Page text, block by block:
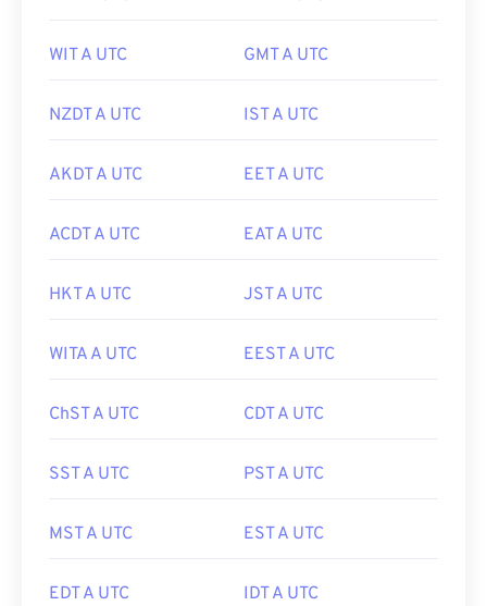
WIT A UTC GMT A UTC
NZDT A UTC IST A UTC
AKDT A UTC EET A UTC
ACDT A UTC EAT A UTC
HKT A UTC JST A UTC
WITA A UTC EEST A UTC
ChST A UTC CDT A UTC
SST A UTC PST A UTC
MST A UTC EST A UTC
EDT A UTC IDT A UTC